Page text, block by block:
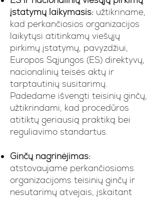
įstatymų laikymasis: užtikriname,
kad perkančiosios organizacijos
laikytųsi atitinkamų viešųjų
pirkimų įstatymų, pavyzdžiui,
Europos Sąjungos (ES) direktyvų,
nacionalinių teisės aktų ir
tarptautinių susitarimų.
Padedame išvengti teisinių ginčų,
užtikrindami, kad procedūros
atitiktų geriausią praktiką bei
reguliavimo standartus.
Ginčų nagrinėjimas:
atstovaujame perkančiosioms
organizacijoms teisinių ginčų ir
nesutarimų atvejais, įskaitant